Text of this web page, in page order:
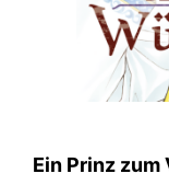
Ein Prinz zum